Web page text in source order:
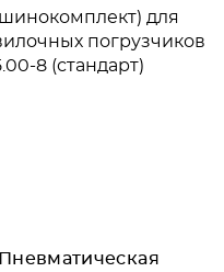
Пневматическая